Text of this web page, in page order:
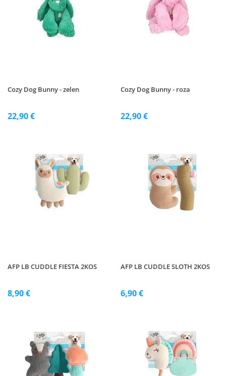
Cozy Dog Bunny - zelen
22,90 €
Cozy Dog Bunny - roza
22,90 €
AFP LB CUDDLE FIESTA 2KOS
8,90 €
AFP LB CUDDLE SLOTH 2KOS
6,90 €